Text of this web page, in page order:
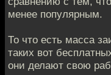
менее популярным.
То что есть масса
таких вот
они делают свою